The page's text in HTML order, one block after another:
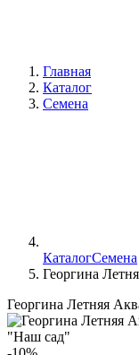
Главная
Каталог
Семена
КаталогСемена
Георгина
Георгина Летняя